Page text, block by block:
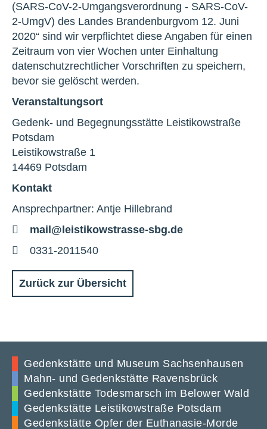
(SARS-CoV-2-Umgangsverordnung - SARS-CoV-
2-UmgV) des Landes Brandenburgvom 12. Juni
2020“ sind wir verpflichtet diese Angaben für einen
Zeitraum von vier Wochen unter Einhaltung
datenschutzrechtlicher Vorschriften zu speichern,
bevor sie gelöscht werden.
Veranstaltungsort
Gedenk- und Begegnungsstätte Leistikowstraße
Potsdam
Leistikowstraße 1
14469 Potsdam
Kontakt
Ansprechpartner: Antje Hillebrand
E-
Mail
mail@leistikowstrasse-sbg.de
Telefon
0331-2011540
Zurück zur Übersicht
Gedenkstätte und Museum Sachsenhausen
Mahn- und Gedenkstätte Ravensbrück
Gedenkstätte Todesmarsch im Belower Wald
Gedenkstätte Leistikowstraße Potsdam
Gedenkstätte Opfer der Euthanasie-Morde